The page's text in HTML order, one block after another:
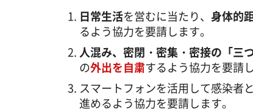
日常生活を営むに当たり、 身体的
るよう協力を要請します。
人混み、密閉・密集・密接の「三
の外出を自粛するよう協力を要請
スマートフォンを活用して感染者
進めるよう協力を要請します。